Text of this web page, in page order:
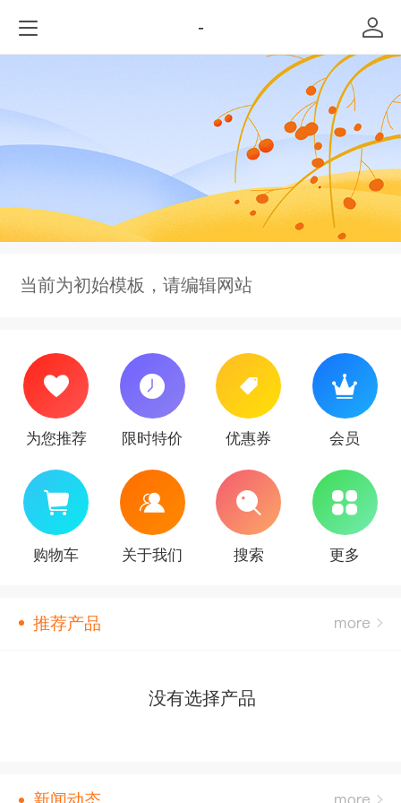
-
当前为初始模板，请编辑网站
为您推荐 限时特价 优惠券 会员
购物车 关于我们 搜索 更多
推荐产品
没有选择产品